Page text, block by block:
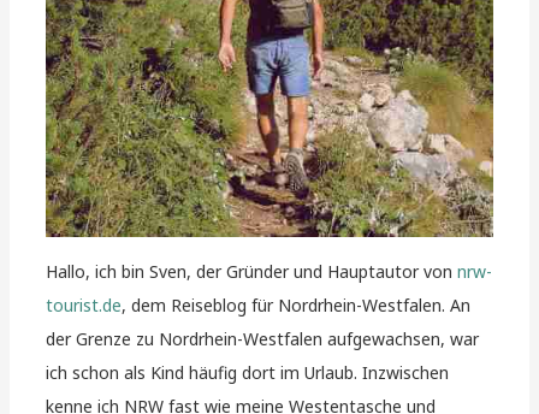
Hallo, ich bin Sven, der Gründer und Hauptautor vonnrw-
tourist.de, dem Reiseblog für Nordrhein-Westfalen. An
der Grenze zu Nordrhein-Westfalen aufgewachsen, war
ich schon als Kind häufig dort im Urlaub. Inzwischen
kenne ich NRW fast wie meine Westentasche und